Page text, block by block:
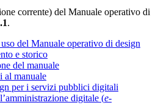
corrente) del Manuale operativo di
.
del Manuale operativo di design
e storico
del manuale
al manuale
per i servizi pubblici digitali
digitale (e-